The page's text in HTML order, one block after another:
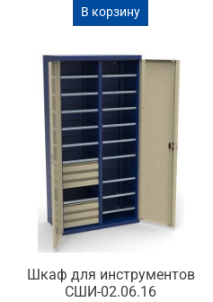
В корзину
Шкаф для инструментов
СШИ-02.06.16